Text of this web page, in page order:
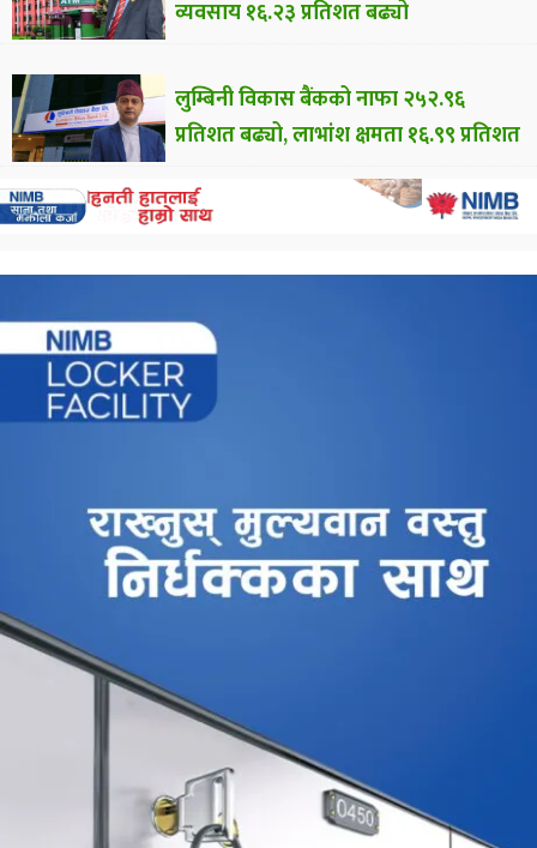
व्यवसाय १६.२३ प्रतिशत बढ्यो
लुम्बिनी विकास बैंकको नाफा २५२.९६
प्रतिशत बढ्यो, लाभांश क्षमता १६.९९ प्रतिशत